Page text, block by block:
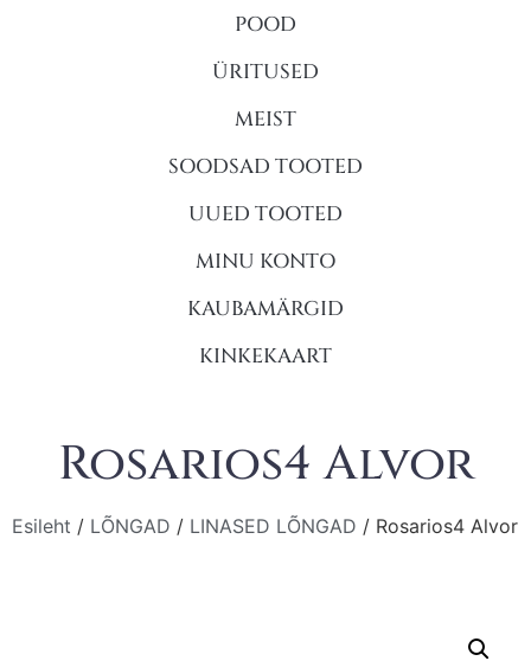
POOD
ÜRITUSED
MEIST
SOODSAD TOOTED
UUED TOOTED
MINU KONTO
KAUBAMÄRGID
KINKEKAART
Rosarios4 Alvor
Esileht / LÕNGAD / LINASED LÕNGAD / Rosarios4 Alvor